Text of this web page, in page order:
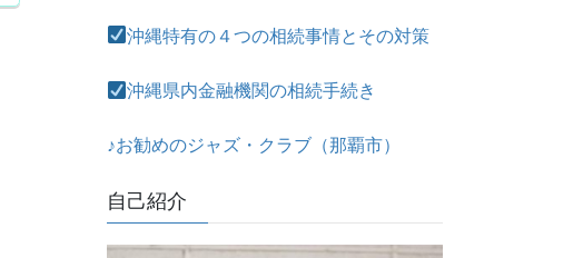
沖縄特有の４つの相続事情とその対策
沖縄県内金融機関の相続手続き
♪お勧めのジャズ・クラブ（那覇市）
自己紹介